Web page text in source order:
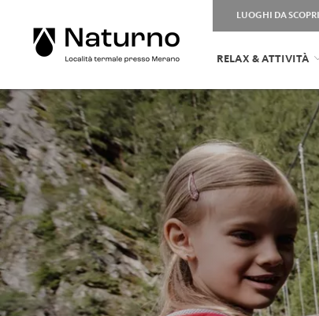
LUOGHI DA
RELAX & ATTIVITÀ